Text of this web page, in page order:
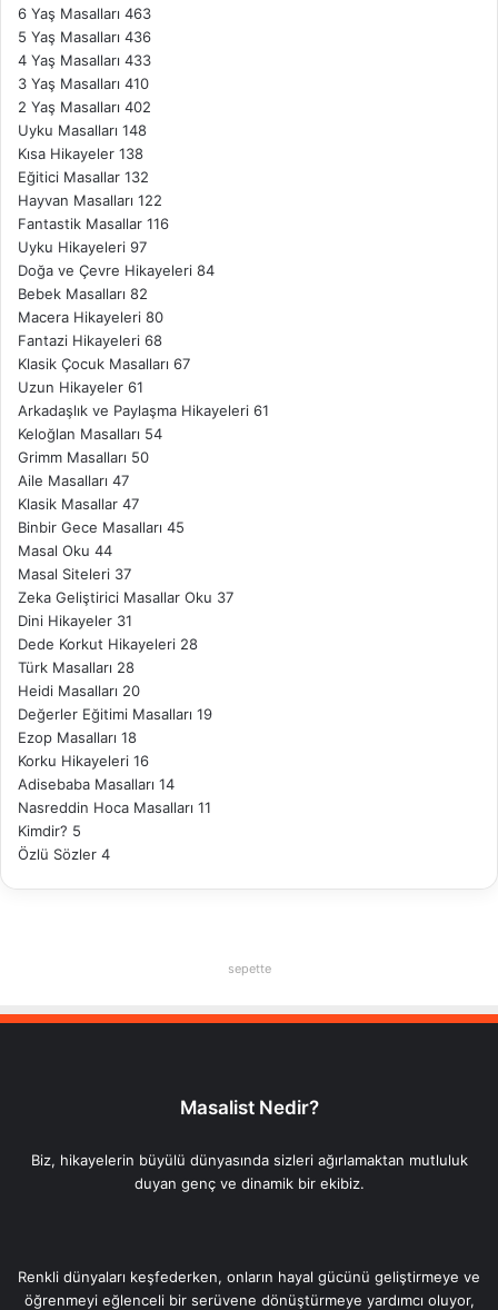
6 Yaş Masalları 463
5 Yaş Masalları 436
4 Yaş Masalları 433
3 Yaş Masalları 410
2 Yaş Masalları 402
Uyku Masalları 148
Kısa Hikayeler 138
Eğitici Masallar 132
Hayvan Masalları 122
Fantastik Masallar 116
Uyku Hikayeleri 97
Doğa ve Çevre Hikayeleri 84
Bebek Masalları 82
Macera Hikayeleri 80
Fantazi Hikayeleri 68
Klasik Çocuk Masalları 67
Uzun Hikayeler 61
Arkadaşlık ve Paylaşma Hikayeleri 61
Keloğlan Masalları 54
Grimm Masalları 50
Aile Masalları 47
Klasik Masallar 47
Binbir Gece Masalları 45
Masal Oku 44
Masal Siteleri 37
Zeka Geliştirici Masallar Oku 37
Dini Hikayeler 31
Dede Korkut Hikayeleri 28
Türk Masalları 28
Heidi Masalları 20
Değerler Eğitimi Masalları 19
Ezop Masalları 18
Korku Hikayeleri 16
Adisebaba Masalları 14
Nasreddin Hoca Masalları 11
Kimdir? 5
Özlü Sözler 4
sepette
Masalist Nedir?
Biz, hikayelerin büyülü dünyasında sizleri ağırlamaktan mutluluk
duyan genç ve dinamik bir ekibiz.
Renkli dünyaları keşfederken, onların hayal gücünü geliştirmeye ve
öğrenmeyi eğlenceli bir serüvene dönüştürmeye yardımcı oluyor,